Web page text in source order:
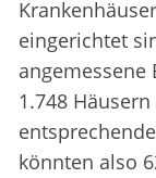
eingerichtet
angemessene
1.748
könnten also